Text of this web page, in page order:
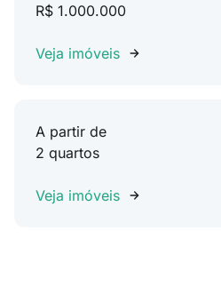
R$ 1.000.000
Veja imóveis
A partir de
2 quartos
Veja imóveis